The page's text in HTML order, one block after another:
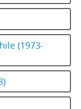
(1973-